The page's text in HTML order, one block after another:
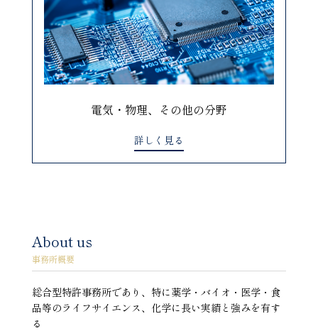
電気・物理、その他の分野
詳しく見る
About us
事務所概要
総合型特許事務所であり、特に薬学・バイオ・医学・食
品等のライフサイエンス、化学に長い実績と強みを有す
る